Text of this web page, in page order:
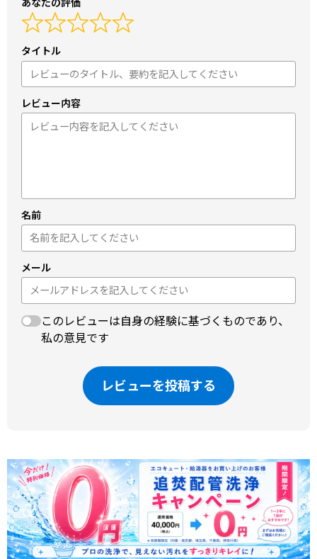
タイトル
レビュー内容
名前
メール
このレビューは自身の経験に基づくものであり、
私の意見です
レビューを投稿する